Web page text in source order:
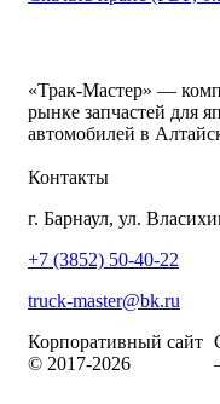
«Трак-Мастер» —
рынке запчастей для
автомобилей в
Контакты
г. Барнаул, ул.
+7 (3852) 50-40-22
truck-master@bk.ru
Корпоративный сайт
© 2017-2026